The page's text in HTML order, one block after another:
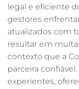
legal e eficiente
gestores
atualizados com
resultar em
contexto que a
parceira
experientes,